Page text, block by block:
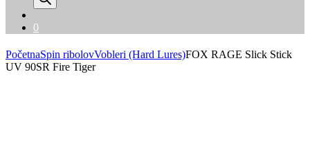
0
PočetnaSpin ribolovVobleri (Hard Lures)FOX RAGE Slick Stick
UV 90SR Fire Tiger